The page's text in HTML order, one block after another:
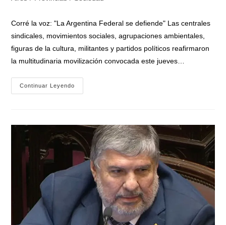
entrada:
Corré la voz: "La Argentina Federal se defiende" Las centrales
sindicales, movimientos sociales, agrupaciones ambientales,
figuras de la cultura, militantes y partidos políticos reafirmaron
la multitudinaria movilización convocada este jueves…
Continuar Leyendo
Marcha
Rechazo
A
La
Reforma
De
La
Tierras
Impulsada
Por
Milei:
«La
Soberanía